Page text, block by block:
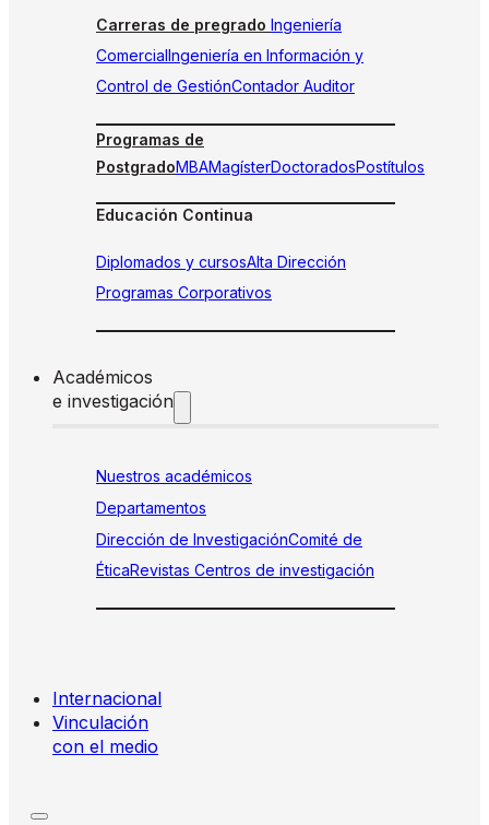
Carreras de pregrado Ingeniería
ComercialIngeniería en Información y
Control de GestiónContador Auditor
Programas de
PostgradoMBAMagísterDoctoradosPostítulos
Educación Continua
Diplomados y cursosAlta Dirección
Programas Corporativos
Académicos
e investigación
Nuestros académicos
Departamentos
Dirección de InvestigaciónComité de
ÉticaRevistas Centros de investigación
Internacional
Vinculación
con el medio